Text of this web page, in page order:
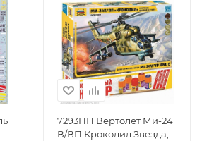
7293ПН Вертолёт Ми-24
В/ВП Крокодил Звезда,